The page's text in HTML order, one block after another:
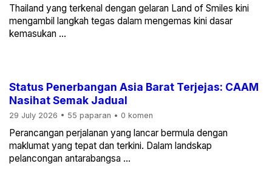
Thailand yang terkenal dengan gelaran Land of Smiles kini
mengambil langkah tegas dalam mengemas kini dasar
kemasukan ...
Status Penerbangan Asia Barat Terjejas: CAAM
Nasihat Semak Jadual
29 July 2026 • 55 paparan • 0 komen
Perancangan perjalanan yang lancar bermula dengan
maklumat yang tepat dan terkini. Dalam landskap
pelancongan antarabangsa ...